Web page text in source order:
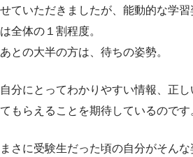
せていただきましたが、能動的な学
は全体の１割程度。
あとの大半の方は、待ちの姿勢。
自分にとってわかりやすい情報、正
てもらえることを期待しているのです
まさに受験生だった頃の自分がそん